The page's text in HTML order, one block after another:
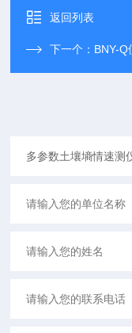
返回列表
下一个： BNY-Q